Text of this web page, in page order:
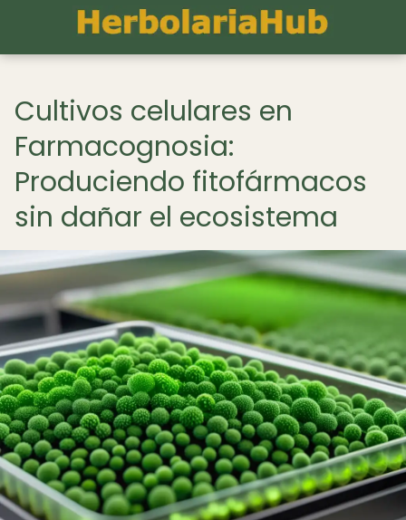
Cultivos celulares en
Farmacognosia:
Produciendo fitofármacos
sin dañar el ecosistema